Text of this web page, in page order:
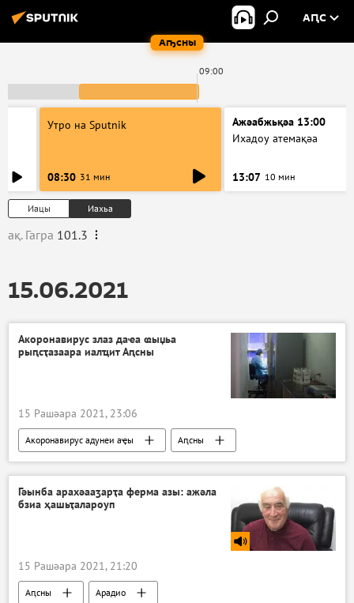
Аҧсны
АԤС
09:00
Утро на Sputnik
08:30 31 мин
Ажәабжьқәа 13:00
Ихадоу атемақәа
13:07 10 мин
Иацы Иахьа
ақ. Гагра 101.3
15.06.2021
Акоронавирус злаз даҽа ҩыџьа
рыԥсҭазаара иалҵит Аԥсны
15 Рашәара 2021, 23:06
Акоронавирус адунеи аҿы
Аԥсны
Ажәабжьқәа
Гәынба арахәааӡарҭа ферма азы: ажәла
бзиа ҳашьҭалароуп
15 Рашәара 2021, 21:20
Аԥсны Арадио